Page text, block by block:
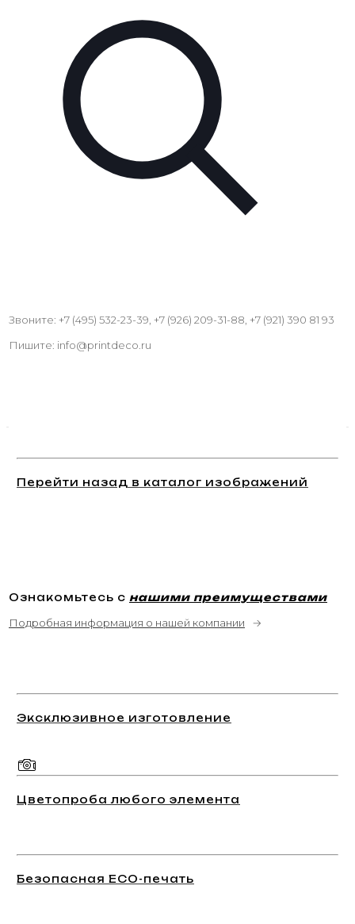
Звоните: +7 (495) 532-23-39, +7 (926) 209-31-88, +7 (921) 390 81 93
Пишите: info@printdeco.ru
Перейти назад в каталог изображений
Ознакомьтесь с нашими преимуществами
Подробная информация о нашей компании →
Эксклюзивное изготовление
Цветопроба любого элемента
Безопасная ECO-печать